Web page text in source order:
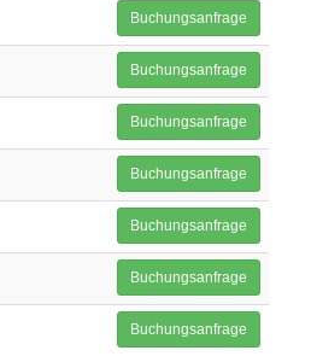
Buchungsanfrage
Buchungsanfrage
Buchungsanfrage
Buchungsanfrage
Buchungsanfrage
Buchungsanfrage
Buchungsanfrage